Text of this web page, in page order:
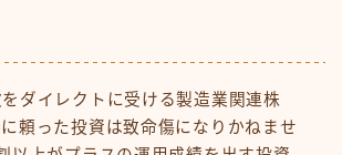
ダイレクトに受ける製造業関連株
頼った投資は致命傷になりかねませ